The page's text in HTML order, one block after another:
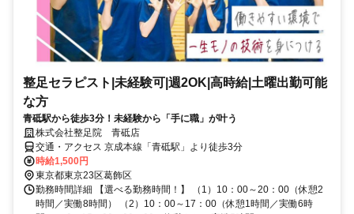
整足セラピスト|未経験可|週2OK|高時給|土曜出勤可能
な方
青砥駅から徒歩3分！未経験から「手に職」が叶う
株式会社整足院 青砥店
交通・アクセス 京成本線「青砥駅」より徒歩3分
時給1,500円
東京都東京23区葛飾区
勤務時間詳細 【選べる勤務時間！】 （1）10：00～20：00（休憩2
時間／実働8時間） （2）10：00～17：00（休憩1時間／実働6時